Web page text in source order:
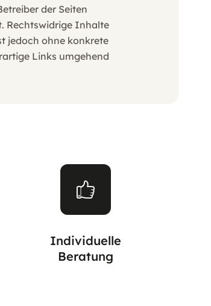
der Seiten
Rechtswidrige Inhalte
jedoch ohne konkrete
Links umgehend
Individuelle
Beratung